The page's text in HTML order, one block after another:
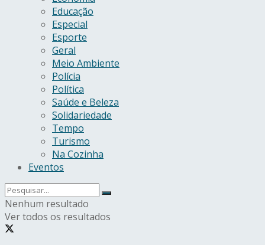
Educação
Especial
Esporte
Geral
Meio Ambiente
Polícia
Política
Saúde e Beleza
Solidariedade
Tempo
Turismo
Na Cozinha
Eventos
Nenhum resultado
Ver todos os resultados